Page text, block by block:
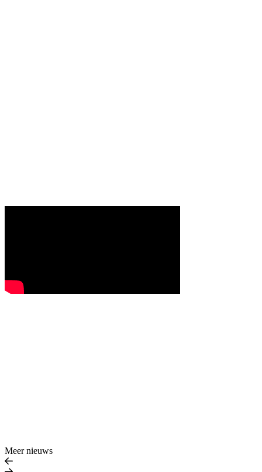
Meer nieuws